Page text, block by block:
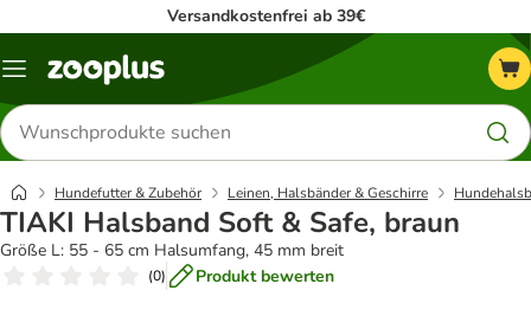
Versandkostenfrei ab 39€
Menü
Produkte
suchen
Hundefutter & Zubehör Leinen, Halsbänder & Geschirre
TIAKI Halsband Soft & Safe, braun
Größe L: 55 - 65 cm Halsumfang, 45 mm breit
(0) Produkt bewerten